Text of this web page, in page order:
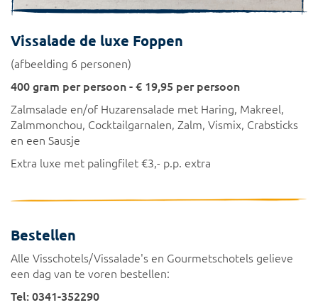
Vissalade de luxe Foppen
(afbeelding 6 personen)
400 gram per persoon - € 19,95 per persoon
Zalmsalade en/of Huzarensalade met Haring, Makreel,
Zalmmonchou, Cocktailgarnalen, Zalm, Vismix, Crabsticks
en een Sausje
Extra luxe met palingfilet €3,- p.p. extra
Bestellen
Alle Visschotels/Vissalade's en Gourmetschotels gelieve
een dag van te voren bestellen:
Tel: 0341-352290